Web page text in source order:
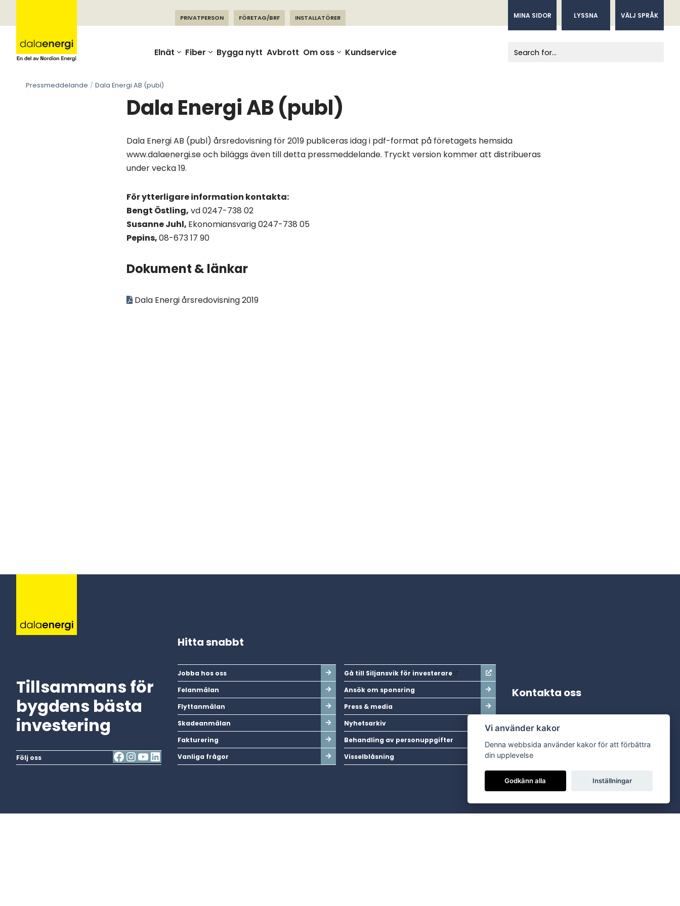
Skip
content
MINA SIDOR LYSSNA VÄLJ SPRÅK
PRIVATPERSON FÖRETAG/BRF INSTALLATÖRER
Elnät Fiber Bygga nytt Avbrott Om oss Kundservice
Pressmeddelande Dala Energi AB (publ)
Dala Energi AB (publ)
Dala Energi AB (publ) årsredovisning för 2019 publiceras idag i pdf-format på företagets hemsida
www.dalaenergi.se och biläggs även till detta pressmeddelande. Tryckt version kommer att distribueras
under vecka 19.
För ytterligare information kontakta:
Bengt Östling, vd 0247-738 02
Susanne Juhl, Ekonomiansvarig 0247-738 05
Pepins,08-673 17 90
Dokument & länkar
Dala Energi årsredovisning 2019
Tillsammans för
bygdens bästa
investering
Följ oss
Hitta snabbt
Jobba hos oss
Felanmälan
Flyttanmälan
Skadeanmälan
Fakturering
Vanliga frågor
Gå till Siljansvik för investerare
Ansök om sponsring
Press & media
Nyhetsarkiv
Behandling av personuppgifter
Visselblåsning
Kontakta oss
Adress:
Dala Energi AB
Postadress:Box 254, 793 26 Leksand
Kundservice:
Epost:
Vi använder kakor
Denna webbsida använder kakor för att förbättra
din upplevelse
Godkänn alla Inställningar